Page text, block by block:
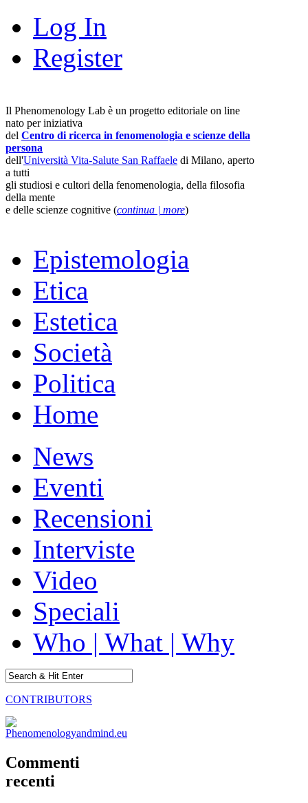
Log In
Register
Il Phenomenology Lab è un progetto editoriale on line
nato per iniziativa
del Centro di ricerca in fenomenologia e scienze della
persona
dell'Università Vita-Salute San Raffaele di Milano, aperto
a tutti
gli studiosi e cultori della fenomenologia, della filosofia
della mente
e delle scienze cognitive (continua | more)
Epistemologia
Etica
Estetica
Società
Politica
Home
News
Eventi
Recensioni
Interviste
Video
Speciali
Who | What | Why
CONTRIBUTORS
Commenti
recenti